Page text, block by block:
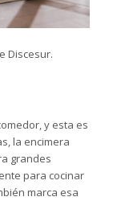
Discesur.
y esta es
la encimera
grandes
para cocinar
marca esa